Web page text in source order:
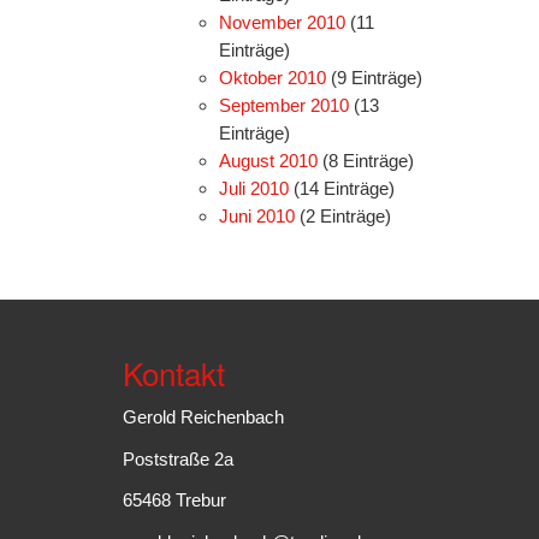
November 2010 (11
Einträge)
Oktober 2010 (9 Einträge)
September 2010 (13
Einträge)
August 2010 (8 Einträge)
Juli 2010 (14 Einträge)
Juni 2010 (2 Einträge)
Kontakt
Gerold Reichenbach
Poststraße 2a
65468 Trebur